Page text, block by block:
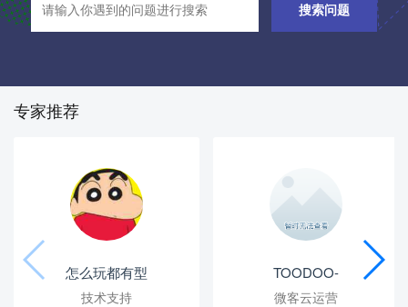
搜索问题
专家推荐
怎么玩都有型
技术支持
TOODOO-
微客云运营